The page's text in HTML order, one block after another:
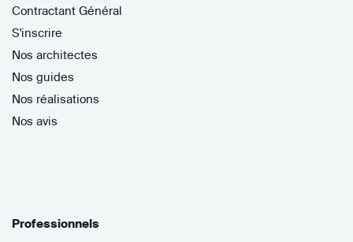
Contractant Général
S'inscrire
Nos architectes
Nos guides
Nos réalisations
Nos avis
Professionnels